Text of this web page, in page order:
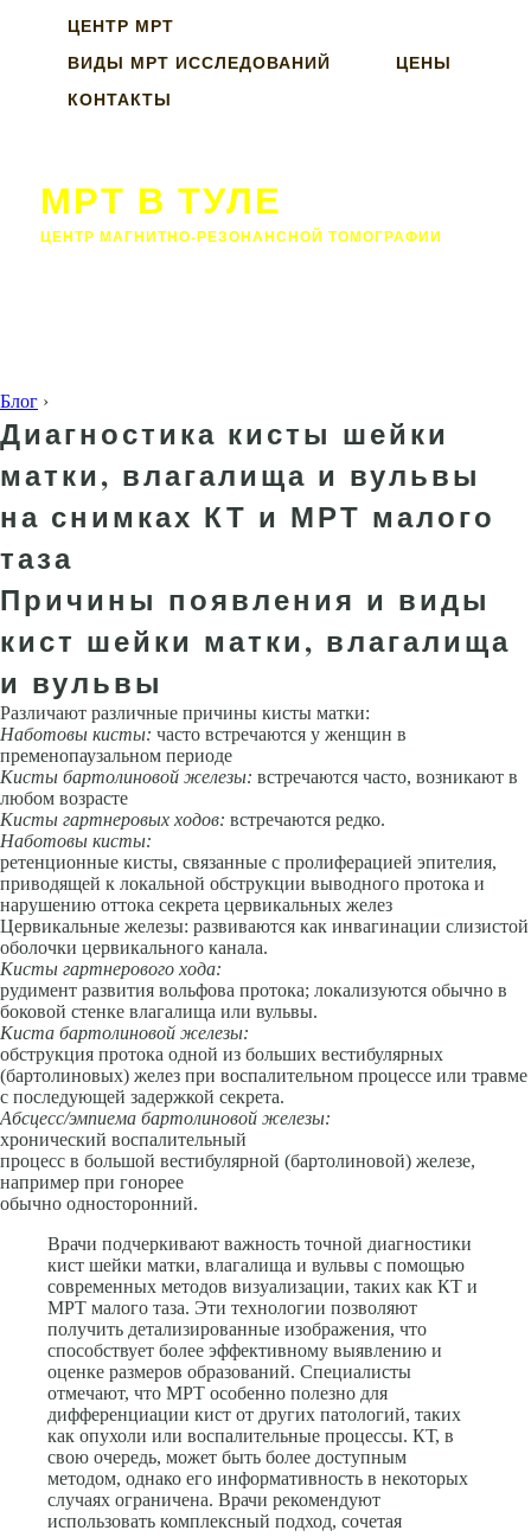
ЦЕНТР МРТ
ВИДЫ МРТ ИССЛЕДОВАНИЙ
ЦЕНЫ
КОНТАКТЫ
МРТ В ТУЛЕ
ЦЕНТР МАГНИТНО-РЕЗОНАНСНОЙ ТОМОГРАФИИ
Блог ›
Диагностика кисты шейки
матки, влагалища и вульвы
на снимках КТ и МРТ малого
таза
Причины появления и виды
кист шейки матки, влагалища
и вульвы
Различают различные причины кисты матки:
Наботовы кисты: часто встречаются у женщин в
пременопаузальном периоде
Кисты бартолиновой железы: встречаются часто, возникают в
любом возрасте
Кисты гартнеровых ходов: встречаются редко.
Наботовы кисты:
ретенционные кисты, связанные с пролиферацией эпителия,
приводящей к локальной обструкции выводного протока и
нарушению оттока секрета цервикальных желез
Цервикальные железы: развиваются как инвагинации слизистой
оболочки цервикального канала.
Кисты гартнерового хода:
рудимент развития вольфова протока; локализуются обычно в
боковой стенке влагалища или вульвы.
Киста бартолиновой железы:
обструкция протока одной из больших вестибулярных
(бартолиновых) желез при воспалительном процессе или травме
с последующей задержкой секрета.
Абсцесс/эмпиема бартолиновой железы:
хронический воспалительный
процесс в большой вестибулярной (бартолиновой) железе,
например при гонорее
обычно односторонний.
Врачи подчеркивают важность точной диагностики
кист шейки матки, влагалища и вульвы с помощью
современных методов визуализации, таких как КТ и
МРТ малого таза. Эти технологии позволяют
получить детализированные изображения, что
способствует более эффективному выявлению и
оценке размеров образований. Специалисты
отмечают, что МРТ особенно полезно для
дифференциации кист от других патологий, таких
как опухоли или воспалительные процессы. КТ, в
свою очередь, может быть более доступным
методом, однако его информативность в некоторых
случаях ограничена. Врачи рекомендуют
использовать комплексный подход, сочетая